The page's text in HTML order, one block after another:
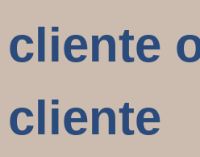
cliente
cliente